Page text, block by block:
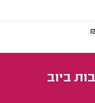
ביוב